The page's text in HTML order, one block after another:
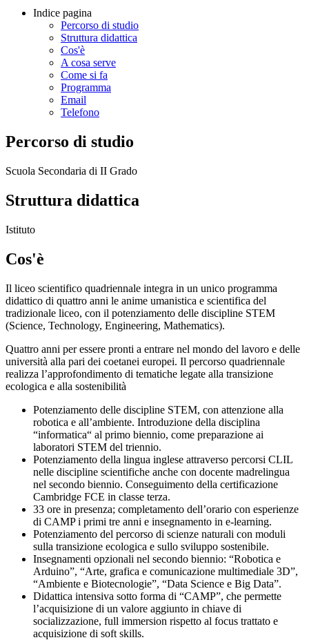
Indice pagina
Percorso di studio
Struttura didattica
Cos'è
A cosa serve
Come si fa
Programma
Email
Telefono
Percorso di studio
Scuola Secondaria di II Grado
Struttura didattica
Istituto
Cos'è
Il liceo scientifico quadriennale integra in un unico programma
didattico di quattro anni le anime umanistica e scientifica del
tradizionale liceo, con il potenziamento delle discipline STEM
(Science, Technology, Engineering, Mathematics).
Quattro anni per essere pronti a entrare nel mondo del lavoro e delle
università alla pari dei coetanei europei. Il percorso quadriennale
realizza l’approfondimento di tematiche legate alla transizione
ecologica e alla sostenibilità
Potenziamento delle discipline STEM, con attenzione alla
robotica e all’ambiente. Introduzione della disciplina
“informatica“ al primo biennio, come preparazione ai
laboratori STEM del triennio.
Potenziamento della lingua inglese attraverso percorsi CLIL
nelle discipline scientifiche anche con docente madrelingua
nel secondo biennio. Conseguimento della certificazione
Cambridge FCE in classe terza.
33 ore in presenza; completamento dell’orario con esperienze
di CAMP i primi tre anni e insegnamento in e-learning.
Potenziamento del percorso di scienze naturali con moduli
sulla transizione ecologica e sullo sviluppo sostenibile.
Insegnamenti opzionali nel secondo biennio: “Robotica e
Arduino”, “Arte, grafica e comunicazione multimediale 3D”,
“Ambiente e Biotecnologie”, “Data Science e Big Data”.
Didattica intensiva sotto forma di “CAMP”, che permette
l’acquisizione di un valore aggiunto in chiave di
socializzazione, full immersion rispetto al focus trattato e
acquisizione di soft skills.